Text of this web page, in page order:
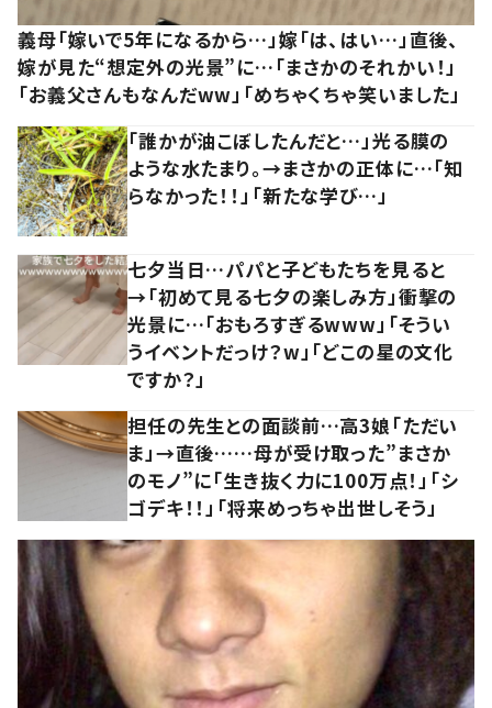
義母「嫁いで5年になるから…」嫁「は、はい…」直後、
嫁が見た“想定外の光景”に…「まさかのそれかい！」
「お義父さんもなんだww」「めちゃくちゃ笑いました」
「誰かが油こぼしたんだと…」光る膜の
ような水たまり。→まさかの正体に…「知
らなかった！！」「新たな学び…」
七夕当日…パパと子どもたちを見ると
→「初めて見る七夕の楽しみ方」衝撃の
光景に…「おもろすぎるwww」「そうい
うイベントだっけ？w」「どこの星の文化
ですか？」
担任の先生との面談前…高3娘「ただい
ま」→直後……母が受け取った”まさか
のモノ”に「生き抜く力に100万点！」「シ
ゴデキ！！」「将来めっちゃ出世しそう」